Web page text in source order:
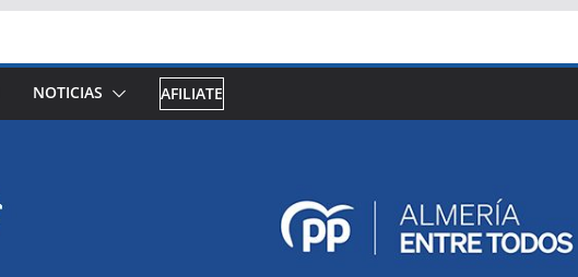
NOTICIAS AFILIATE